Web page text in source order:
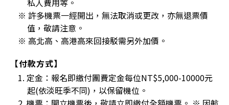
※ 許多機票一經開出，無法取消或更改，亦無退票價
值，敬請注意。
※ 高北高、高港高來回接駁需另外加價。
【付款方式】
1. 定金：報名即繳付團費定金每位NT$5,000-10000元
起(依淡旺季不同)，以保留機位。